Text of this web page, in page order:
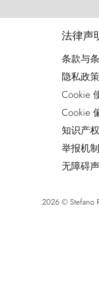
法律声
条款与
隐私政策
Cookie
Cookie
知识产权
举报机制
无障碍
2026 © Stefano